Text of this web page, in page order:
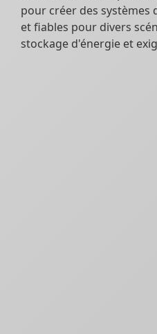
pour créer des systèmes
et fiables pour divers
stockage d'énergie et